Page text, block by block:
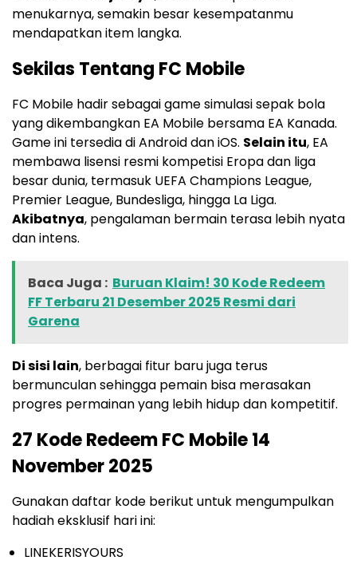
menukarnya, semakin besar kesempatanmu
mendapatkan item langka.
Sekilas Tentang FC Mobile
FC Mobile hadir sebagai game simulasi sepak bola
yang dikembangkan EA Mobile bersama EA Kanada.
Game ini tersedia di Android dan iOS. Selain itu, EA
membawa lisensi resmi kompetisi Eropa dan liga
besar dunia, termasuk UEFA Champions League,
Premier League, Bundesliga, hingga La Liga.
Akibatnya, pengalaman bermain terasa lebih nyata
dan intens.
Baca Juga : Buruan Klaim! 30 Kode Redeem
FF Terbaru 21 Desember 2025 Resmi dari
Garena
Di sisi lain, berbagai fitur baru juga terus
bermunculan sehingga pemain bisa merasakan
progres permainan yang lebih hidup dan kompetitif.
27 Kode Redeem FC Mobile 14
November 2025
Gunakan daftar kode berikut untuk mengumpulkan
hadiah eksklusif hari ini:
LINEKERISYOURS